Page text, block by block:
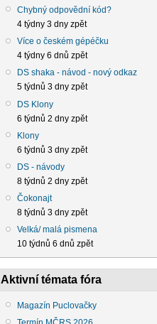
Chybný odpovědní kód?
4 týdny 3 dny zpět
Více o českém gépéčku
4 týdny 6 dnů zpět
DS shaka - návod - nový odkaz
5 týdnů 3 dny zpět
DS Klony
6 týdnů 2 dny zpět
Klony
6 týdnů 3 dny zpět
DS - návody
8 týdnů 2 dny zpět
Čokonajt
8 týdnů 3 dny zpět
Velká/ malá pismena
10 týdnů 6 dnů zpět
Aktivní témata fóra
Magazín Puclovačky